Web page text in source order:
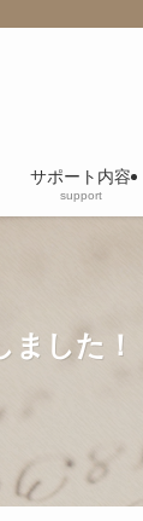
サポート内容
support
ました！